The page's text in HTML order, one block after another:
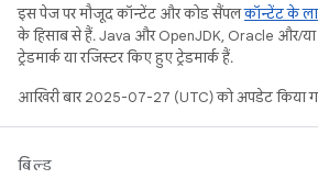
इस पेज पर मौजूद कॉन्टेंट और कोड सैंपलकॉन्टेंट के
के हिसाब से हैं. Java और OpenJDK, Oracle और/
ट्रेडमार्क या रजिस्टर किए हुए ट्रेडमार्क हैं.
आखिरी बार 2025-07-27 (UTC) को अपडेट किया
बिल्ड